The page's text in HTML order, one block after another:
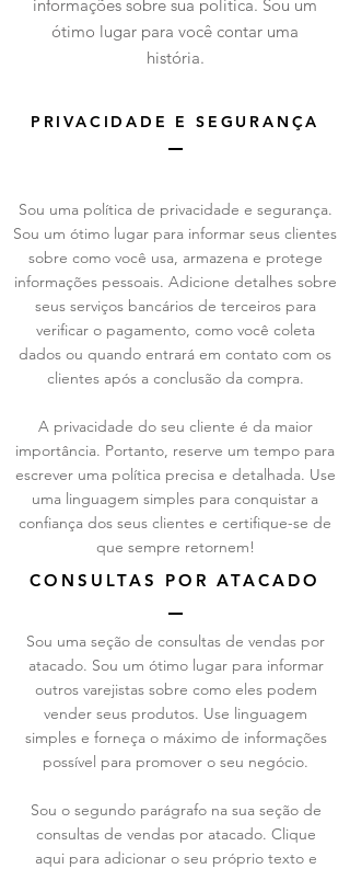
informações sobre sua política. Sou um
ótimo lugar para você contar uma
história.
PRIVACIDADE E SEGURANÇA
Sou uma política de privacidade e segurança.
Sou um ótimo lugar para informar seus clientes
sobre como você usa, armazena e protege
informações pessoais. Adicione detalhes sobre
seus serviços bancários de terceiros para
verificar o pagamento, como você coleta
dados ou quando entrará em contato com os
clientes após a conclusão da compra.
A privacidade do seu cliente é da maior
importância. Portanto, reserve um tempo para
escrever uma política precisa e detalhada. Use
uma linguagem simples para conquistar a
confiança dos seus clientes e certifique-se de
que sempre retornem!
CONSULTAS POR ATACADO
Sou uma seção de consultas de vendas por
atacado. Sou um ótimo lugar para informar
outros varejistas sobre como eles podem
vender seus produtos. Use linguagem
simples e forneça o máximo de informações
possível para promover o seu negócio.
Sou o segundo parágrafo na sua seção de
consultas de vendas por atacado. Clique
aqui para adicionar o seu próprio texto e